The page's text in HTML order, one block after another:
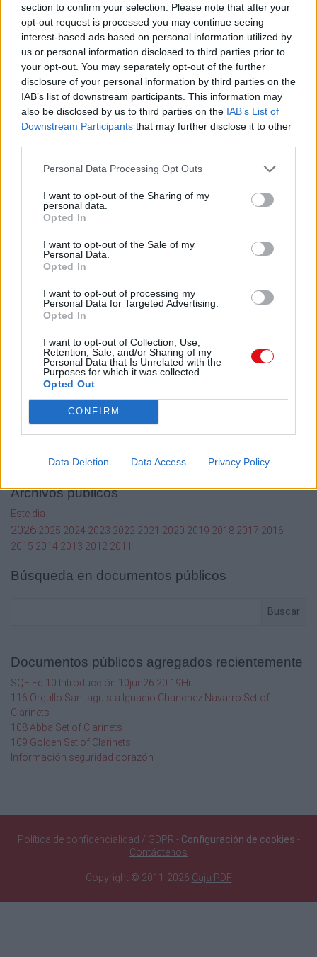
section to confirm your selection. Please note that after your
opt-out request is processed you may continue seeing
interest-based ads based on personal information utilized by
us or personal information disclosed to third parties prior to
your opt-out. You may separately opt-out of the further
disclosure of your personal information by third parties on the
IAB’s list of downstream participants. This information may
also be disclosed by us to third parties on the IAB’s List of
Downstream Participants that may further disclose it to other
Personal Data Processing Opt Outs
I want to opt-out of the Sharing of my
personal data.
Opted In
I want to opt-out of the Sale of my
Personal Data.
Opted In
I want to opt-out of processing my
Personal Data for Targeted Advertising.
Opted In
I want to opt-out of Collection, Use,
Retention, Sale, and/or Sharing of my
Personal Data that Is Unrelated with the
Purposes for which it was collected.
Opted Out
CONFIRM
Data Deletion Data Access Privacy Policy
aQuario159 KB, 29 páginas
cartitas 2014397 KB, 1 página
Los archivos en esta página ha sido compartidos por los usuarios del sitio.
Caja PDFes una plataforma de gestión de documentos en línea domiciliada
en Francia y cumpliendo estrictamente con las leyes nacionales y europeas.
Al tener una función legal de intermediario técnico neutral, los contenidos
compartidos por los usuarios del sitio no se moderan a priori.
Caja PDF
Cargar un archivo
Caja de instrumento
Aviso legal
Términos de Uso del sitio
Contacto
Mi cuenta
Administrador de archivos
Conectar
Crea una cuenta Caja PDF
Preferencias de usuario
Archivos públicos
Este dia
2026 2025 2024 2023 2022 2021 2020 2019 2018 2017 2016
2015 2014 2013 2012 2011
Búsqueda en documentos públicos
Buscar
Documentos públicos agregados recientemente
SQF Ed 10 Introducción 10jun26 20.19Hr
116 Orgullo Santiaguista Ignacio Chanchez Navarro Set of
Clarinets
108 Abba Set of Clarinets
109 Golden Set of Clarinets
Información seguridad corazón
Política de confidencialidad / GDPR - Configuración de cookies -
Contáctenos
Copyright © 2011-2026 Caja PDF